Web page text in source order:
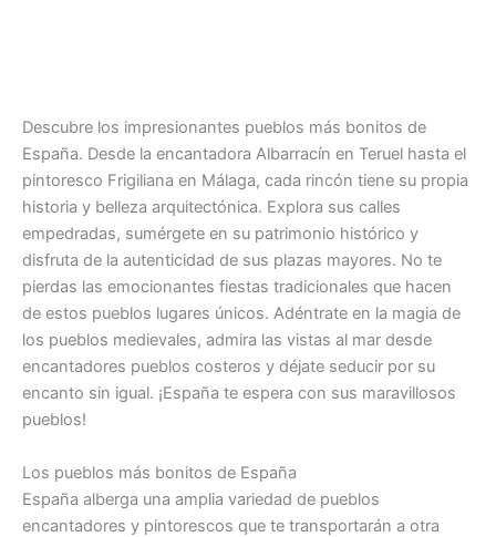
Descubre los impresionantes pueblos más bonitos de
España. Desde la encantadora Albarracín en Teruel hasta el
pintoresco Frigiliana en Málaga, cada rincón tiene su propia
historia y belleza arquitectónica. Explora sus calles
empedradas, sumérgete en su patrimonio histórico y
disfruta de la autenticidad de sus plazas mayores. No te
pierdas las emocionantes fiestas tradicionales que hacen
de estos pueblos lugares únicos. Adéntrate en la magia de
los pueblos medievales, admira las vistas al mar desde
encantadores pueblos costeros y déjate seducir por su
encanto sin igual. ¡España te espera con sus maravillosos
pueblos!
Los pueblos más bonitos de España
España alberga una amplia variedad de pueblos
encantadores y pintorescos que te transportarán a otra